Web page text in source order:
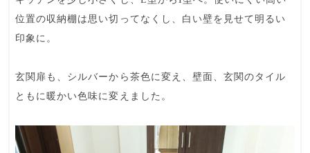
位置の収納棚は思い切ってなくし、白い壁を見せて明るい
印象に。
玄関扉も、シルバーから茶色に変え、壁面、玄関のタイル
ともに暖かい色味に変えました。